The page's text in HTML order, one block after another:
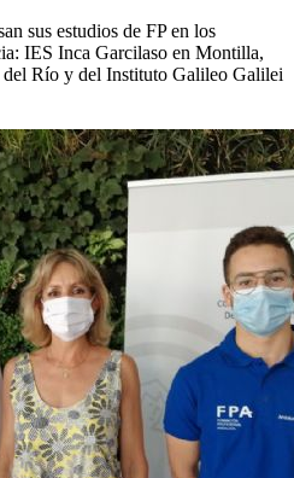
sus estudios de FP en los
IES Inca Garcilaso en Montilla,
Río y del Instituto Galileo Galilei